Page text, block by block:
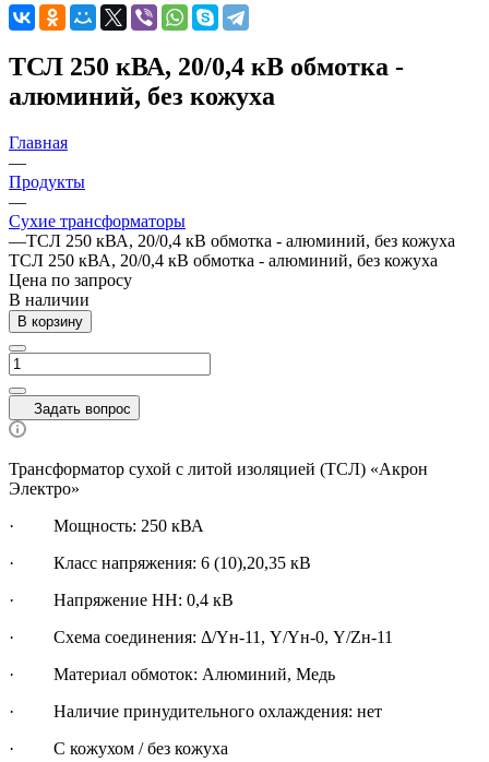
ТСЛ 250 кВА, 20/0,4 кВ обмотка -
алюминий, без кожуха
Главная
—
Продукты
—
Сухие трансформаторы
—ТСЛ 250 кВА, 20/0,4 кВ обмотка - алюминий, без кожуха
ТСЛ 250 кВА, 20/0,4 кВ обмотка - алюминий, без кожуха
Цена по запросу
В наличии
В корзину
Задать вопрос
Трансформатор сухой с литой изоляцией (ТСЛ) «Акрон
Электро»
· Мощность: 250 кВА
· Класс напряжения: 6 (10),20,35 кВ
· Напряжение НН: 0,4 кВ
· Схема соединения: Δ/Yн-11, Y/Yн-0, Y/Zн-11
· Материал обмоток: Алюминий, Медь
· Наличие принудительного охлаждения: нет
· С кожухом / без кожуха